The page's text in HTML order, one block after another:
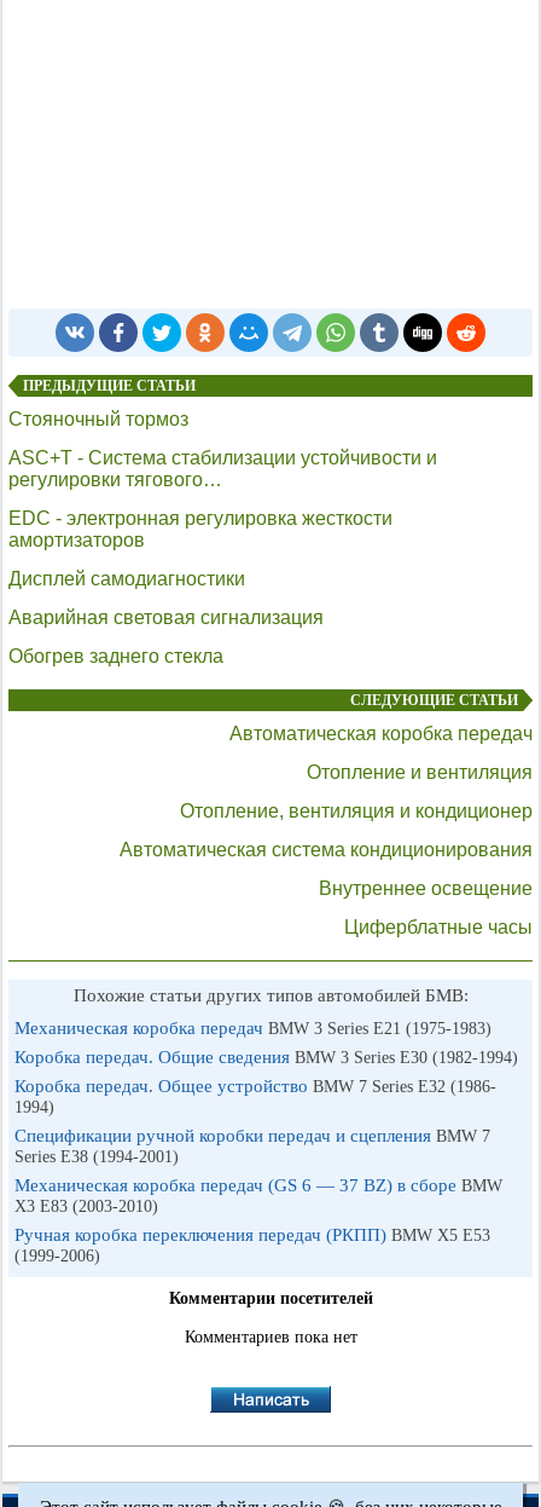
ПРЕДЫДУЩИЕ СТАТЬИ
Стояночный тормоз
ASC+T - Система стабилизации устойчивости и
регулировки тягового…
EDC - электронная регулировка жесткости
амортизаторов
Дисплей самодиагностики
Аварийная световая сигнализация
Обогрев заднего стекла
СЛЕДУЮЩИЕ СТАТЬИ
Автоматическая коробка передач
Отопление и вентиляция
Отопление, вентиляция и кондиционер
Автоматическая система кондиционирования
Внутреннее освещение
Циферблатные часы
Похожие статьи других типов автомобилей БМВ:
Механическая коробка передач BMW 3 Series E21 (1975-1983)
Коробка передач. Общие сведения BMW 3 Series E30 (1982-1994)
Коробка передач. Общее устройство BMW 7 Series E32 (1986-
1994)
Спецификации ручной коробки передач и сцепления BMW 7
Series E38 (1994-2001)
Механическая коробка передач (GS 6 — 37 BZ) в сборе BMW
X3 E83 (2003-2010)
Ручная коробка переключения передач (РКПП) BMW X5 E53
(1999-2006)
Комментарии посетителей
Комментариев пока нет